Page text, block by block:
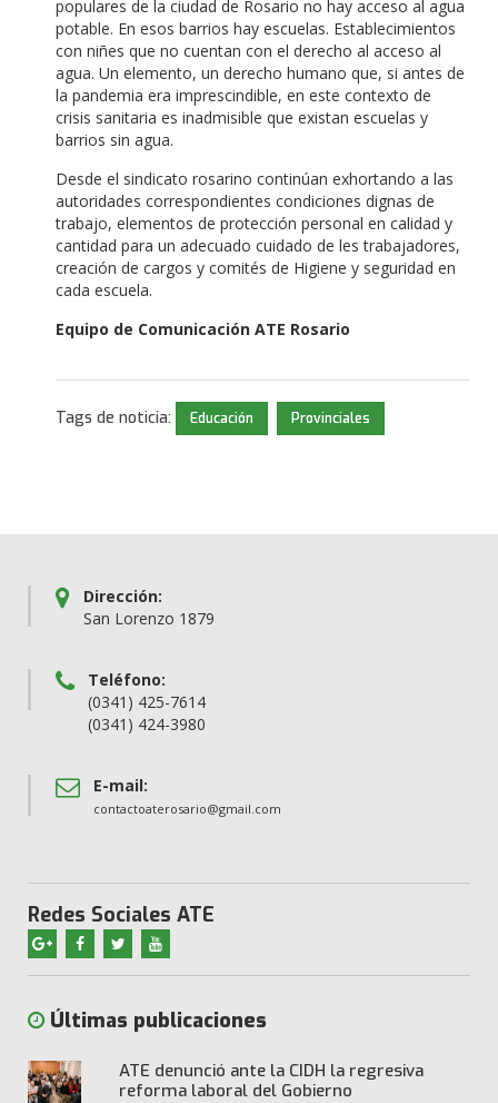
populares de la ciudad de Rosario no hay acceso al agua
potable. En esos barrios hay escuelas. Establecimientos
con niñes que no cuentan con el derecho al acceso al
agua. Un elemento, un derecho humano que, si antes de
la pandemia era imprescindible, en este contexto de
crisis sanitaria es inadmisible que existan escuelas y
barrios sin agua.
Desde el sindicato rosarino continúan exhortando a las
autoridades correspondientes condiciones dignas de
trabajo, elementos de protección personal en calidad y
cantidad para un adecuado cuidado de les trabajadores,
creación de cargos y comités de Higiene y seguridad en
cada escuela.
Equipo de Comunicación ATE Rosario
Tags de noticia: Educación Provinciales
Dirección:
San Lorenzo 1879
Teléfono:
(0341) 425-7614
(0341) 424-3980
E-mail:
contactoaterosario@gmail.com
Redes Sociales ATE
Últimas publicaciones
ATE denunció ante la CIDH la regresiva
reforma laboral del Gobierno